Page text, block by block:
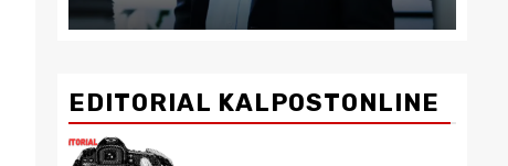
EDITORIAL KALPOSTONLINE